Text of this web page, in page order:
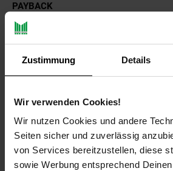
Zustimmung Details
Wir verwenden Cookies!
Wir nutzen Cookies und andere
Seiten sicher und zuverlässig
von Services bereitzustellen, diese
sowie Werbung entsprechend
PAYBACK
Payback Punkte
Produktbeschreibung
Praktische Rattantruhe mit
reichlich Stauraum dahinter. Rahmen
Rattanrohr, handgeflochten, grau